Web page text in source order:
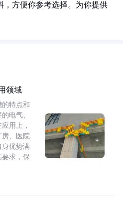
，方便你参考选择。为你提供
领域
特点和
电气、
用上，
房、医院
身优势满
要求，保